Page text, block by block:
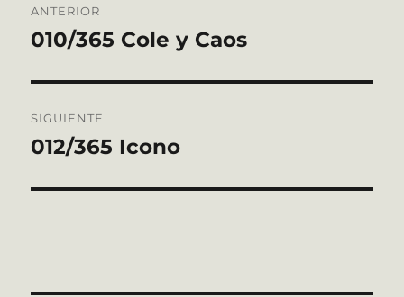
de
ANTERIOR
Entrada
010/365 Cole y Caos
SIGUIENTE
Entrada
012/365 Icono